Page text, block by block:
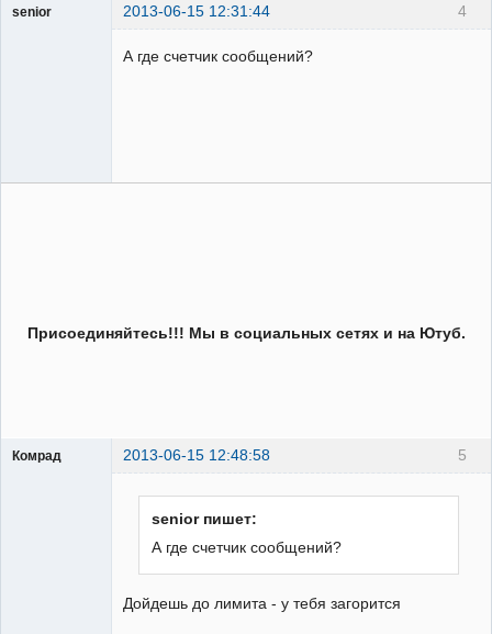
4
senior 2013-06-15 12:31:44
А где счетчик сообщений?
Присоединяйтесь!!! Мы в социальных сетях и на Ютуб.
5
Комрад 2013-06-15 12:48:58
senior пишет:
А где счетчик сообщений?
Дойдешь до лимита - у тебя загорится